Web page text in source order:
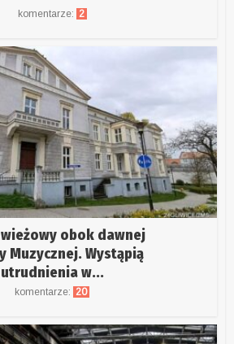
komentarze: 2
obok dawnej
Muzycznej. Wystąpią
utrudnienia w...
komentarze: 20